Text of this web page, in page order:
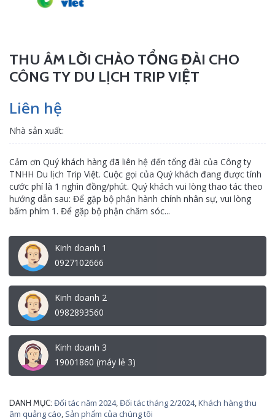
THU ÂM LỜI CHÀO TỔNG ĐÀI CHO
CÔNG TY DU LỊCH TRIP VIỆT
Liên hệ
Nhà sản xuất:
Cảm ơn Quý khách hàng đã liên hệ đến tổng đài của Công ty
TNHH Du lịch Trip Việt. Cuộc gọi của Quý khách đang được tính
cước phí là 1 nghìn đồng/phút. Quý khách vui lòng thao tác theo
hướng dẫn sau: Để gặp bộ phận hành chính nhân sự, vui lòng
bấm phím 1. Để gặp bộ phận chăm sóc...
Kinh doanh 1
0927102666
Kinh doanh 2
0982893560
Kinh doanh 3
19001860 (máy lẻ 3)
DANH MỤC: Đối tác năm 2024,Đối tác tháng 2/2024,Khách hàng thu
âm quảng cáo, Sản phẩm của chúng tôi